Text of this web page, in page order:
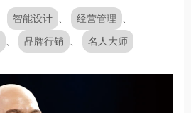
智能设计
经营管理
品牌行销 名人大师